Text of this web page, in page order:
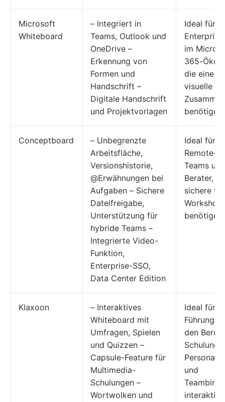
Microsoft
Whiteboard
– Integriert in
Teams, Outlook und
OneDrive –
Erkennung von
Formen und
Handschrift –
Digitale Handschrift
und Projektvorlagen
Ideal für
im
365-
die eine
visuelle
benötigen
Conceptboard
– Unbegrenzte
Arbeitsfläche,
Versionshistorie,
@Erwähnungen bei
Aufgaben – Sichere
Dateifreigabe,
Unterstützung für
hybride Teams –
Integrierte Video-
Funktion,
Enterprise-SSO,
Data Center Edition
Ideal für
Remote-/
Teams und
Berater,
sichere
benötigen
Klaxoon
– Interaktives
Whiteboard mit
Umfragen, Spielen
und Quizzen –
Capsule-Feature für
Multimedia-
Schulungen –
Wortwolken und
Ideal für
den
Schulung,
und
interaktive